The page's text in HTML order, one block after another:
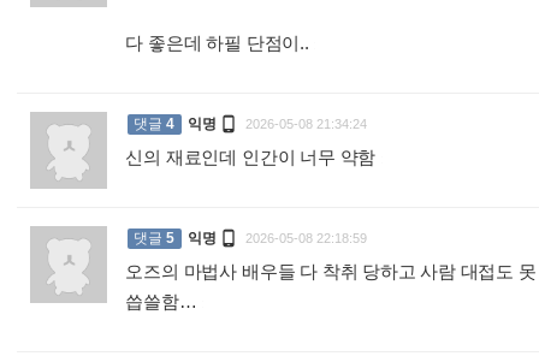
다 좋은데 하필 단점이..
댓글 4 익명  2026-05-08 21:34:24
신의 재료인데 인간이 너무 약함
댓글 5 익명  2026-05-08 22:18:59
오즈의 마법사 배우들 다 착취 당하고 사람 대접도
씁쓸함…